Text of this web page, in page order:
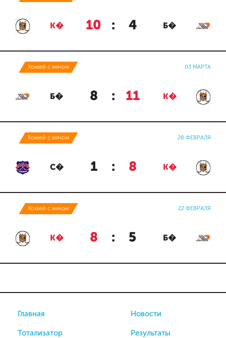
К� 10 : 4 Б�
Хоккей с мячом 03 МАРТА
Б� 8 : 11 К�
Хоккей с мячом 28 ФЕВРАЛЯ
С� 1 : 8 К�
Хоккей с мячом 22 ФЕВРАЛЯ
К� 8 : 5 Б�
Главная
Тотализатор
Новости
Результаты